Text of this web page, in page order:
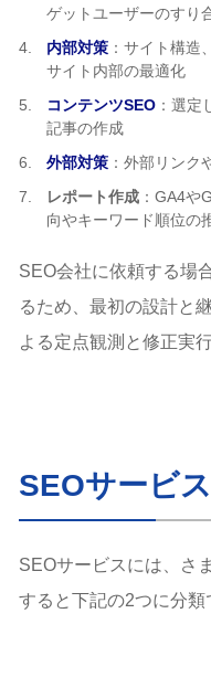
ゲットユーザーのすり
内部対策 ：サイト構造
サイト内部の最適化
コンテンツSEO ：選
記事の作成
外部対策 ：外部リンク
レポート作成 ：GA4や
向やキーワード順位の
SEO会社に依頼する場
るため、最初の設計と
よる定点観測と修正実
SEOサービ
SEOサービスには、さ
すると下記の2つに分類